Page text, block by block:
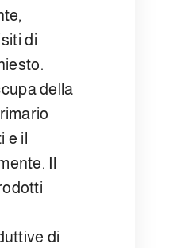
di
della
il
Il
di